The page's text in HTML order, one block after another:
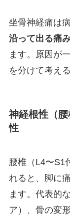
坐骨神経痛は
沿って出る痛
ます。原因が
を分けて考え
神経根性（
性
腰椎（L4〜S1
れると、脚に
ます。代表的
ア）、骨の変